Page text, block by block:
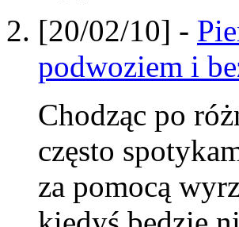
[20/02/10] -
podwoziem i
Chodząc po
często
za pomocą